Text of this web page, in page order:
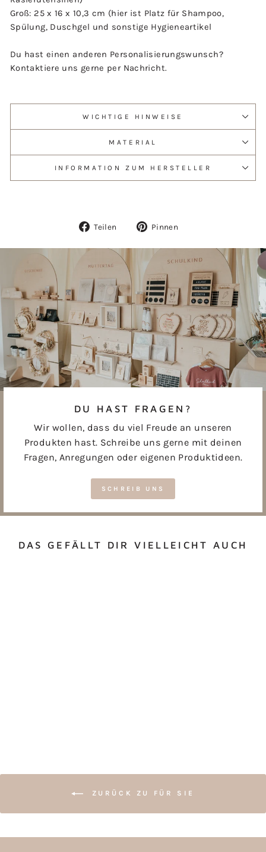
Groß: 25 x 16 x 10,3 cm (hier ist Platz für Shampoo,
Spülung, Duschgel und sonstige Hygieneartikel
Du hast einen anderen Personalisierungswunsch?
Kontaktiere uns gerne per Nachricht.
WICHTIGE HINWEISE
MATERIAL
INFORMATION ZUM HERSTELLER
Teilen
Auf
Pinnen
DU HAST FRAGEN?
Wir wollen, dass du viel Freude an unseren
Produkten hast. Schreibe uns gerne mit deinen
Fragen, Anregungen oder eigenen Produktideen.
SCHREIB UNS
DAS GEFÄLLT DIR VIELLEICHT AUCH
ZURÜCK ZU FÜR SIE